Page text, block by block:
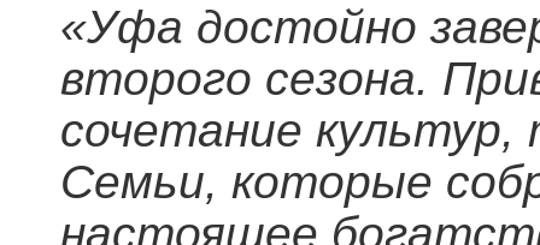
«Уфа достойно
второго сезона.
сочетание
Семьи, которые
настоящее